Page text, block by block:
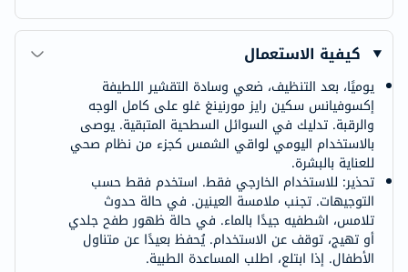
كيفية الاستعمال
يوميًا، بعد التنظيف، ضعي وسادة التقشير اللطيفة
إكسوفيانس سكين رايز مورنينغ غلو على كامل الوجه
والرقبة. تدليك في السوائل السطحية المتبقية. يوصى
بالاستخدام اليومي لواقي الشمس كجزء من نظام صحي
للعناية بالبشرة.
تحذير: للاستخدام الخارجي فقط. استخدم فقط حسب
التوجيهات. تجنب ملامسة العينين. في حالة حدوث
تلامس، اشطفيه جيدًا بالماء. في حالة ظهور طفح جلدي
أو تهيج، توقف عن الاستخدام. يُحفظ بعيدًا عن متناول
الأطفال. إذا ابتلع، اطلب المساعدة الطبية.